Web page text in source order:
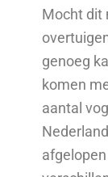
Mocht dit
genoeg
komen
aantal